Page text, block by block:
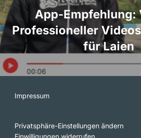
App-Empfehlung:
Professioneller
für Laien
Impressum
Privatsphäre-Einstellungen ändern
Einwilligungen widerrufen